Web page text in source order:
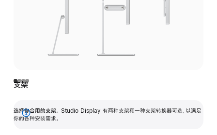
支架
选择你合用的支架。 Studio Display 有两种支架和一种支架转换器可选，以满足
你的各种安装需求。
展